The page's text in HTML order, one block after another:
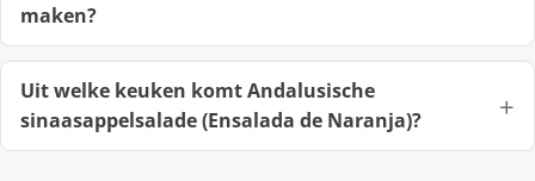
maken?
Uit welke keuken komt Andalusische
sinaasappelsalade (Ensalada de Naranja)?